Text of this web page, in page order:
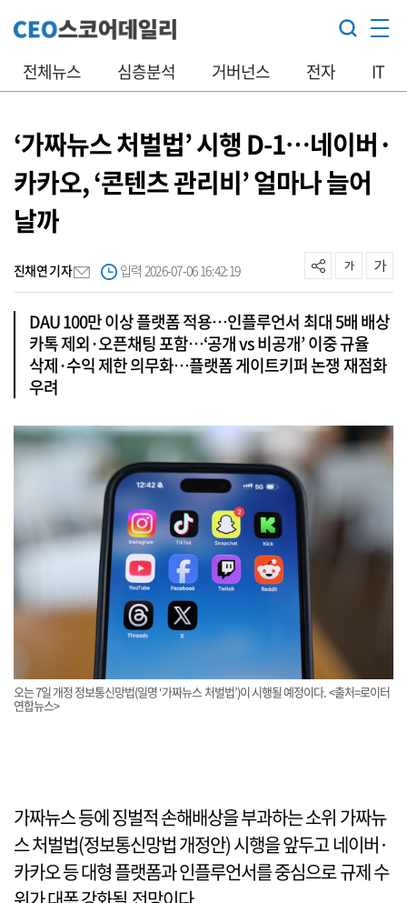
전체뉴스 심층분석 거버넌스 전자 IT
‘가짜뉴스 처벌법’ 시행 D-1…네이버·
카카오, ‘콘텐츠 관리비’ 얼마나 늘어
날까
진채연 기자 입력 2026-07-06 16:42:19
DAU 100만 이상 플랫폼 적용…인플루언서 최대 5배 배상
카톡 제외·오픈채팅 포함…‘공개 vs 비공개’ 이중 규율
삭제·수익 제한 의무화…플랫폼 게이트키퍼 논쟁 재점화
우려
오는 7일 개정 정보통신망법(일명 ‘가짜뉴스 처벌법’)이 시행될 예정이다. <출처=로이터
연합뉴스>
가짜뉴스 등에 징벌적 손해배상을 부과하는 소위 가짜뉴
스 처벌법(정보통신망법 개정안) 시행을 앞두고 네이버·
카카오 등 대형 플랫폼과 인플루언서를 중심으로 규제 수